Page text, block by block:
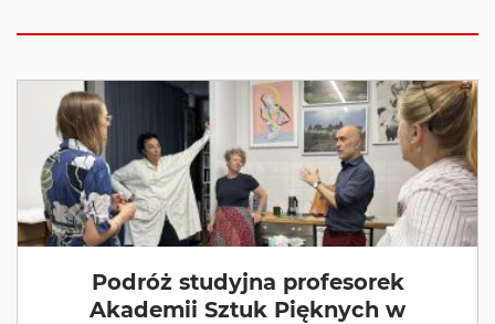
Podróż studyjna profesorek
Akademii Sztuk Pięknych w